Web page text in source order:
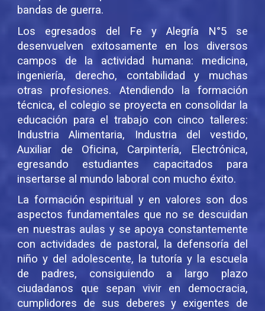
bandas de guerra.
Los egresados del Fe y Alegría N°5 se
desenvuelven exitosamente en los diversos
campos de la actividad humana: medicina,
ingeniería, derecho, contabilidad y muchas
otras profesiones. Atendiendo la formación
técnica, el colegio se proyecta en consolidar la
educación para el trabajo con cinco talleres:
Industria Alimentaria, Industria del vestido,
Auxiliar de Oficina, Carpintería, Electrónica,
egresando estudiantes capacitados para
insertarse al mundo laboral con mucho éxito.
La formación espiritual y en valores son dos
aspectos fundamentales que no se descuidan
en nuestras aulas y se apoya constantemente
con actividades de pastoral, la defensoría del
niño y del adolescente, la tutoría y la escuela
de padres, consiguiendo a largo plazo
ciudadanos que sepan vivir en democracia,
cumplidores de sus deberes y exigentes de